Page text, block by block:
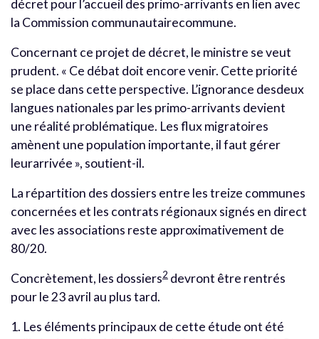
décret pour l’accueil des primo-arrivants en lien avec
la Commission communautairecommune.
Concernant ce projet de décret, le ministre se veut
prudent. « Ce débat doit encore venir. Cette priorité
se place dans cette perspective. L’ignorance desdeux
langues nationales par les primo-arrivants devient
une réalité problématique. Les flux migratoires
amènent une population importante, il faut gérer
leurarrivée », soutient-il.
La répartition des dossiers entre les treize communes
concernées et les contrats régionaux signés en direct
avec les associations reste approximativement de
80/20.
Concrètement, les dossiers2 devront être rentrés
pour le 23 avril au plus tard.
1. Les éléments principaux de cette étude ont été